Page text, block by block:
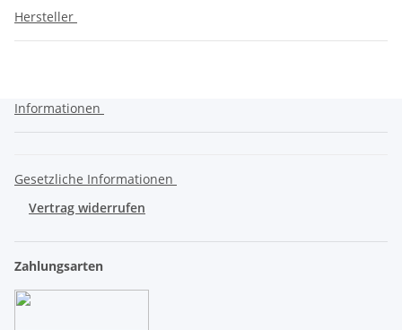
Hersteller
Informationen
Gesetzliche Informationen
Vertrag widerrufen
Zahlungsarten